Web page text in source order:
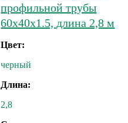
профильной трубы
60х40х1.5, длина 2,8 м
Цвет:
черный
Длина:
2,8